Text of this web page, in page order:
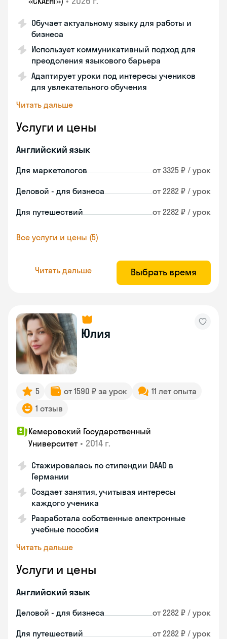
Обучает актуальному языку для работы и
бизнеса
Использует коммуникативный подход для
преодоления языкового барьера
Адаптирует уроки под интересы учеников
для увлекательного обучения
Читать дальше
Услуги и цены
Английский язык
Для маркетологов от 3325 ₽ / урок
Деловой - для бизнеса от 2282 ₽ / урок
Для путешествий от 2282 ₽ / урок
Все услуги и цены (5)
Читать дальше Выбрать время
Юлия
5 от 1590 ₽ за урок
11 лет опыта
1 отзыв
Кемеровский Государственный
Университет • 2014 г.
Стажировалась по стипендии DAAD в
Германии
Создает занятия, учитывая интересы
каждого ученика
Разработала собственные электронные
учебные пособия
Читать дальше
Услуги и цены
Английский язык
Деловой - для бизнеса от 2282 ₽ / урок
Для путешествий от 2282 ₽ / урок